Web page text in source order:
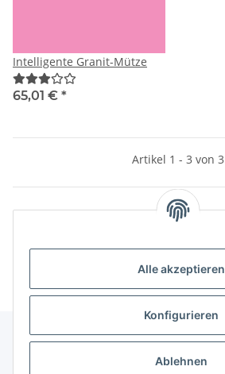
Alle akzeptieren
Konfigurieren
Ablehnen
Intelligente Granit-Mütze
65,01 € *
Artikel 1 - 3 von 3